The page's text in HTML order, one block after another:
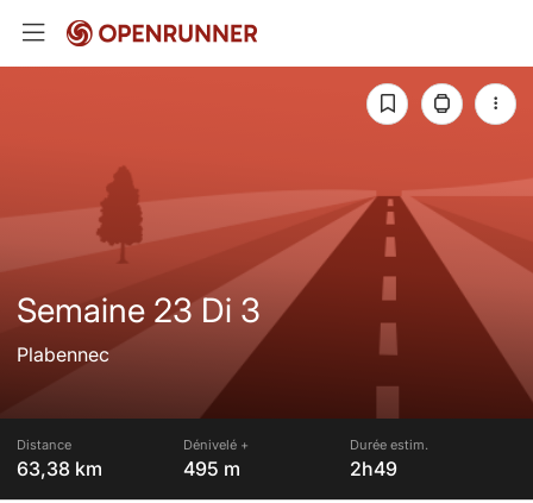
Semaine 23 Di 3
Plabennec
Distance
63,38 km
Dénivelé +
495 m
Durée estim.
2h49